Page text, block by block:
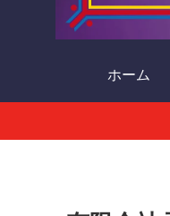
ホーム